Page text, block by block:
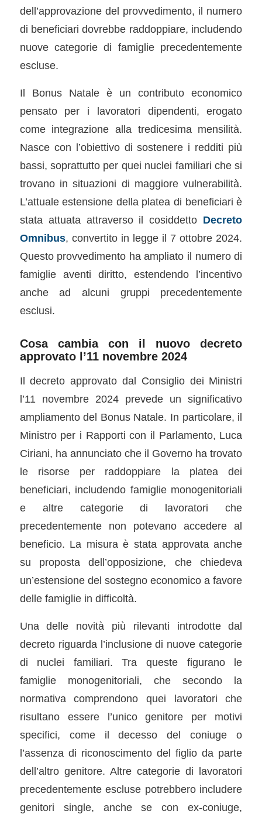
dell’approvazione del provvedimento, il numero
di beneficiari dovrebbe raddoppiare, includendo
nuove categorie di famiglie precedentemente
escluse.
Il Bonus Natale è un contributo economico
pensato per i lavoratori dipendenti, erogato
come integrazione alla tredicesima mensilità.
Nasce con l’obiettivo di sostenere i redditi più
bassi, soprattutto per quei nuclei familiari che si
trovano in situazioni di maggiore vulnerabilità.
L’attuale estensione della platea di beneficiari è
stata attuata attraverso il cosiddetto Decreto
Omnibus, convertito in legge il 7 ottobre 2024.
Questo provvedimento ha ampliato il numero di
famiglie aventi diritto, estendendo l’incentivo
anche ad alcuni gruppi precedentemente
esclusi.
Cosa cambia con il nuovo decreto
approvato l’11 novembre 2024
Il decreto approvato dal Consiglio dei Ministri
l’11 novembre 2024 prevede un significativo
ampliamento del Bonus Natale. In particolare, il
Ministro per i Rapporti con il Parlamento, Luca
Ciriani, ha annunciato che il Governo ha trovato
le risorse per raddoppiare la platea dei
beneficiari, includendo famiglie monogenitoriali
e altre categorie di lavoratori che
precedentemente non potevano accedere al
beneficio. La misura è stata approvata anche
su proposta dell’opposizione, che chiedeva
un’estensione del sostegno economico a favore
delle famiglie in difficoltà.
Una delle novità più rilevanti introdotte dal
decreto riguarda l’inclusione di nuove categorie
di nuclei familiari. Tra queste figurano le
famiglie monogenitoriali, che secondo la
normativa comprendono quei lavoratori che
risultano essere l’unico genitore per motivi
specifici, come il decesso del coniuge o
l’assenza di riconoscimento del figlio da parte
dell’altro genitore. Altre categorie di lavoratori
precedentemente escluse potrebbero includere
genitori single, anche se con ex-coniuge,